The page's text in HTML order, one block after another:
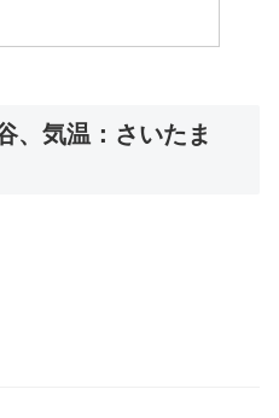
、気温：さいたま